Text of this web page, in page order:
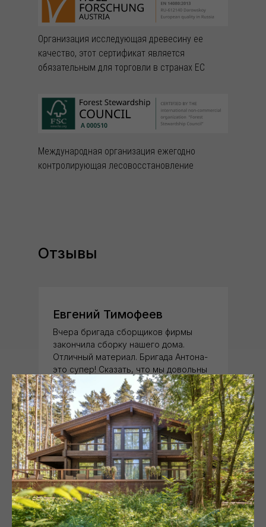
Международная организация ежегодно
контролирующая лесовосстановление
Организация исследующая древесину ее
качество, этот сертификат является
обязательным для торговли в странах ЕС
Отзывы
Евгений Тимофеев
Вчера бригада сборщиков фирмы
закончила сборку нашего дома.
Отличный материал. Бригада Антона-
это супер! Сказать, что мы довольны
работой, ничего не сказать. Ребята
работали четко, слаженно,
профессионально и очень
качественно. Успевали
консультировать и по предыдущим
строениям. Подсказки помогли
улучшить кровлю. Настоящие
профессионалы! Спасибо вашей
фирме!